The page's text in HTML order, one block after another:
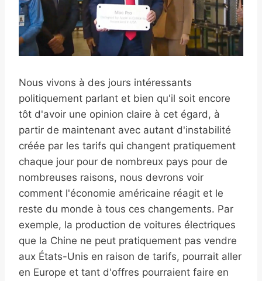
Nous vivons à des jours intéressants
politiquement parlant et bien qu'il soit encore
tôt d'avoir une opinion claire à cet égard, à
partir de maintenant avec autant d'instabilité
créée par les tarifs qui changent pratiquement
chaque jour pour de nombreux pays pour de
nombreuses raisons, nous devrons voir
comment l'économie américaine réagit et le
reste du monde à tous ces changements. Par
exemple, la production de voitures électriques
que la Chine ne peut pratiquement pas vendre
aux États-Unis en raison de tarifs, pourrait aller
en Europe et tant d'offres pourraient faire en